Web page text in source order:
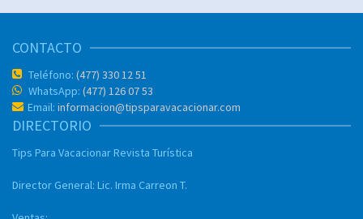
CONTACTO
Teléfono: (477) 330 12 51
WhatsApp: (477) 126 07 53
Email: informacion@tipsparavacacionar.com
DIRECTORIO
Tips Para VacacionarRevista Turística
Director General: Lic. Irma Carreon T.